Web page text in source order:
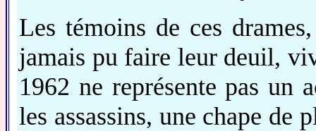
Les témoins de ces
jamais pu faire leur deuil,
1962 ne représente pas un
les assassins, une chape de